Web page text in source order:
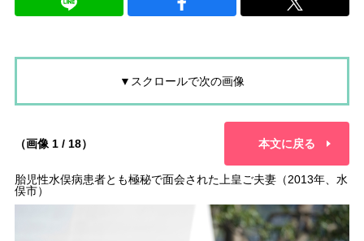
▼スクロールで次の画像
（画像 1 / 18） 本文に戻る
胎児性水俣病患者とも極秘で面会された上皇ご夫妻（2013年、水
俣市）